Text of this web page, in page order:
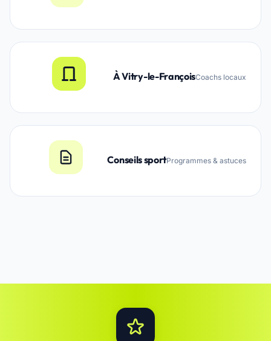
À Vitry-le-FrançoisCoachs locaux
Conseils sportProgrammes & astuces